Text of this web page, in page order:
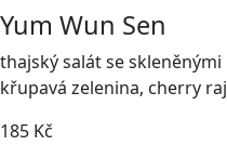
Yum Wun Sen
thajský salát se
křupavá zelenina, cherry
185 Kč